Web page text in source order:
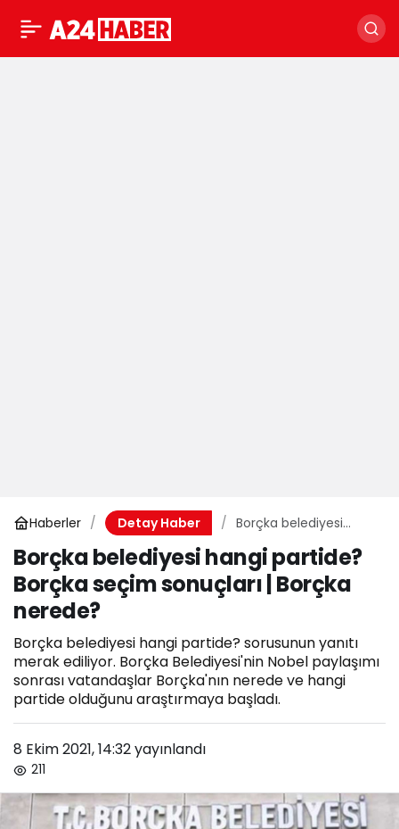
Haberler Detay Haber
Borçka belediyesi
seçim sonuçları |
Borçka nerede?
Borçka belediyesi hangi partide?
Borçka seçim sonuçları | Borçka
nerede?
Borçka belediyesi hangi partide? sorusunun yanıtı
merak ediliyor. Borçka Belediyesi'nin Nobel paylaşımı
sonrası vatandaşlar Borçka'nın nerede ve hangi
partide olduğunu araştırmaya başladı.
8 Ekim 2021, 14:32yayınlandı
211